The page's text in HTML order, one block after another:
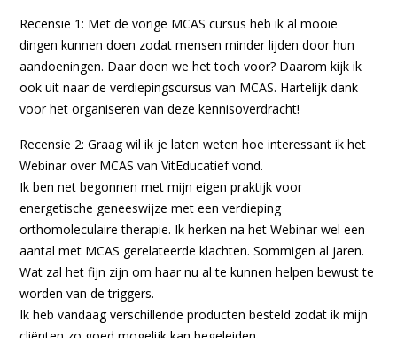
Recensie 1: Met de vorige MCAS cursus heb ik al mooie
dingen kunnen doen zodat mensen minder lijden door hun
aandoeningen. Daar doen we het toch voor? Daarom kijk ik
ook uit naar de verdiepingscursus van MCAS. Hartelijk dank
voor het organiseren van deze kennisoverdracht!
Recensie 2: Graag wil ik je laten weten hoe interessant ik het
Webinar over MCAS van VitEducatief vond.
Ik ben net begonnen met mijn eigen praktijk voor
energetische geneeswijze met een verdieping
orthomoleculaire therapie. Ik herken na het Webinar wel een
aantal met MCAS gerelateerde klachten. Sommigen al jaren.
Wat zal het fijn zijn om haar nu al te kunnen helpen bewust te
worden van de triggers.
Ik heb vandaag verschillende producten besteld zodat ik mijn